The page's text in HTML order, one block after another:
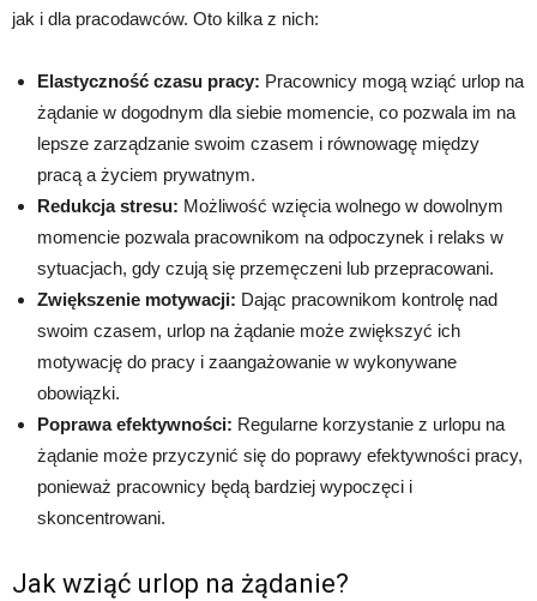
jak i dla pracodawców. Oto kilka z nich:
Elastyczność czasu pracy: Pracownicy mogą wziąć urlop na
żądanie w dogodnym dla siebie momencie, co pozwala im na
lepsze zarządzanie swoim czasem i równowagę między
pracą a życiem prywatnym.
Redukcja stresu: Możliwość wzięcia wolnego w dowolnym
momencie pozwala pracownikom na odpoczynek i relaks w
sytuacjach, gdy czują się przemęczeni lub przepracowani.
Zwiększenie motywacji: Dając pracownikom kontrolę nad
swoim czasem, urlop na żądanie może zwiększyć ich
motywację do pracy i zaangażowanie w wykonywane
obowiązki.
Poprawa efektywności: Regularne korzystanie z urlopu na
żądanie może przyczynić się do poprawy efektywności pracy,
ponieważ pracownicy będą bardziej wypoczęci i
skoncentrowani.
Jak wziąć urlop na żądanie?